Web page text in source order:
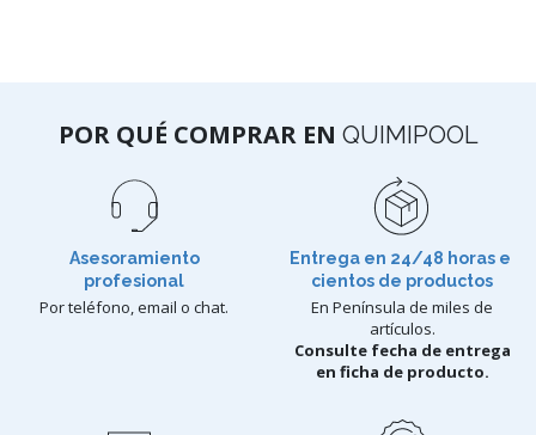
POR QUÉ COMPRAR EN QUIMIPOOL
Asesoramiento
profesional
Por teléfono, email o chat.
Entrega en 24/48 horas e
cientos de productos
En Península de miles de
artículos.
Consulte fecha de entrega
en ficha de producto.